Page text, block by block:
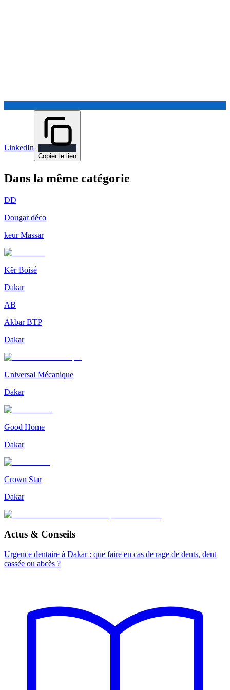
LinkedIn
Copier le lien
Dans la même catégorie
DD
Dougar déco
keur Massar
Kër Boisé
Dakar
AB
Akbar BTP
Dakar
Universal Mécanique
Dakar
Good Home
Dakar
Crown Star
Dakar
Actus & Conseils
Urgence dentaire à Dakar : que faire en cas de rage de dents, dent
cassée ou abcès ?